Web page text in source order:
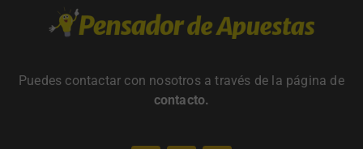
Puedes contactar con nosotros a través de la página de
contacto.